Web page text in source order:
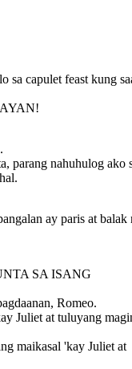
sa capulet feast kung
parang nahuhulog ako
ay paris at balak
SA ISANG
Romeo.
Juliet at tuluyang
maikasal 'kay Juliet at